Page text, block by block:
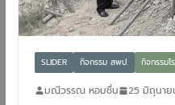
SLIDER กิจกรรม สพป. กิจกรรมโ
มณีวรรณ หอมชื่น 25 มิถุนา